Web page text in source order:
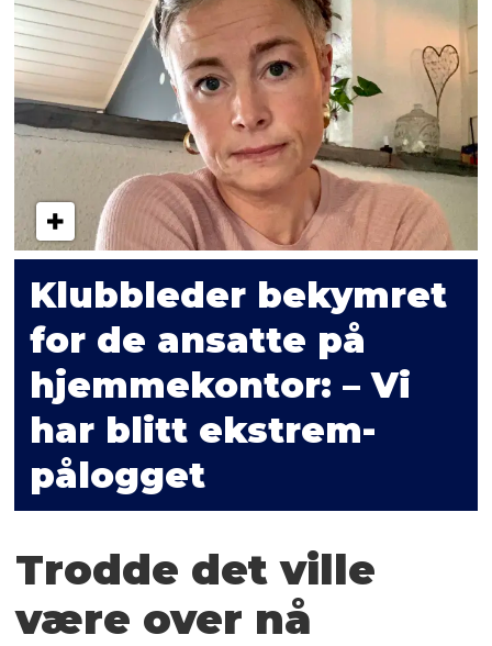
Klubbleder bekymret
for de ansatte på
hjemmekontor: – Vi
har blitt ekstrem-
pålogget
Trodde det ville
være over nå